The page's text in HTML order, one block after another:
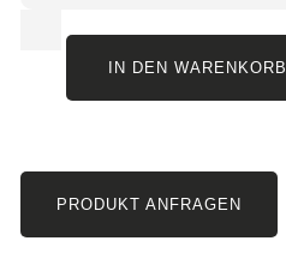
IN DEN WARENKORB
PRODUKT ANFRAGEN